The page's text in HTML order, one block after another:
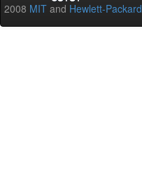
2008 MIT and Hewlett-Packard